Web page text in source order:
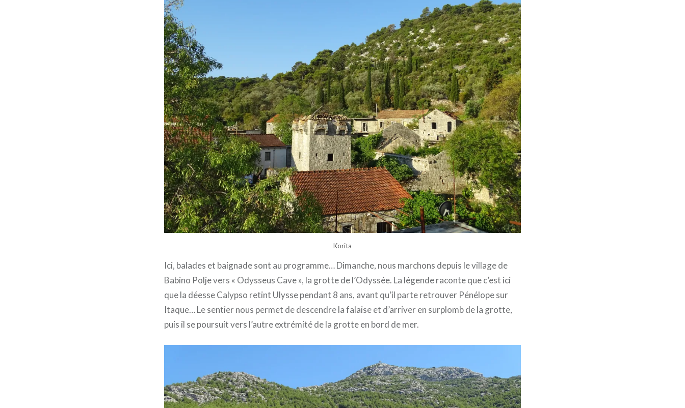
Korita
Ici, balades et baignade sont au programme… Dimanche, nous marchons depuis le village de
Babino Polje vers « Odysseus Cave », la grotte de l’Odyssée. La légende raconte que c’est ici
que la déesse Calypso retint Ulysse pendant 8 ans, avant qu’il parte retrouver Pénélope sur
Itaque… Le sentier nous permet de descendre la falaise et d’arriver en surplomb de la grotte,
puis il se poursuit vers l’autre extrémité de la grotte en bord de mer.